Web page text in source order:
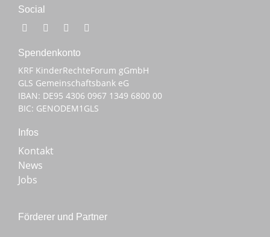
Social
Spenden­konto
KRF KinderRechteForum gGmbH
GLS Gemeinschaftsbank eG
IBAN: DE95 4306 0967 1349 6800 00
BIC: GENODEM1GLS
Infos
Kontakt
News
Jobs
Förderer und Partner